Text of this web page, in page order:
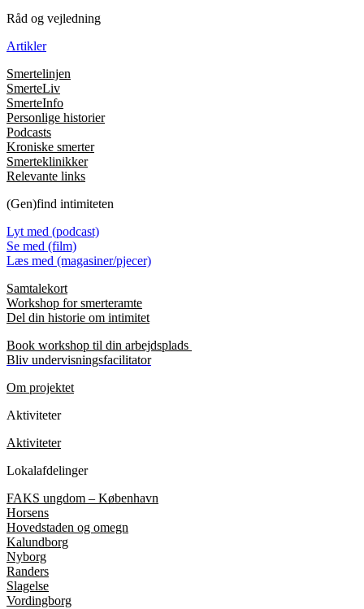
Råd og vejledning
Artikler
Smertelinjen
SmerteLiv
SmerteInfo
Personlige historier
Podcasts
Kroniske smerter
Smerteklinikker
Relevante links
(Gen)find intimiteten
Lyt med (podcast)
Se med (film)
Læs med (magasiner/pjecer)
Samtalekort
Workshop for smerteramte
Del din historie om intimitet
Book workshop til din arbejdsplads
Bliv undervisningsfacilitator
Om projektet
Aktiviteter
Aktiviteter
Lokalafdelinger
FAKS ungdom – København
Horsens
Hovedstaden og omegn
Kalundborg
Nyborg
Randers
Slagelse
Vordingborg